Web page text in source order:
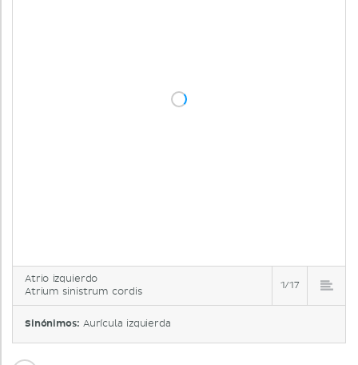
Atrio izquierdo
Atrium sinistrum cordis
1/17
Sinónimos: Aurícula izquierda